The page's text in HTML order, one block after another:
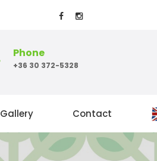
Phone
+36 30 372-5328
Gallery Contact